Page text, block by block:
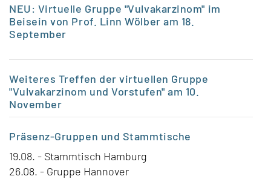
NEU: Virtuelle Gruppe "Vulvakarzinom" im
Beisein von Prof. Linn Wölber am 18.
September
Weiteres Treffen der virtuellen Gruppe
"Vulvakarzinom und Vorstufen" am 10.
November
Präsenz-Gruppen und Stammtische
19.08. - Stammtisch Hamburg
26.08. - Gruppe Hannover